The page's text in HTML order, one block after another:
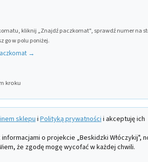
kliknij „Znajdź paczkomat", sprawdź numer na
go w polu poniżej.
→
kroku
sklepu i Polityką prywatności i akceptuję ich
o projekcie „Beskidzki Włóczykij",
że zgodę mogę wycofać w każdej chwili.